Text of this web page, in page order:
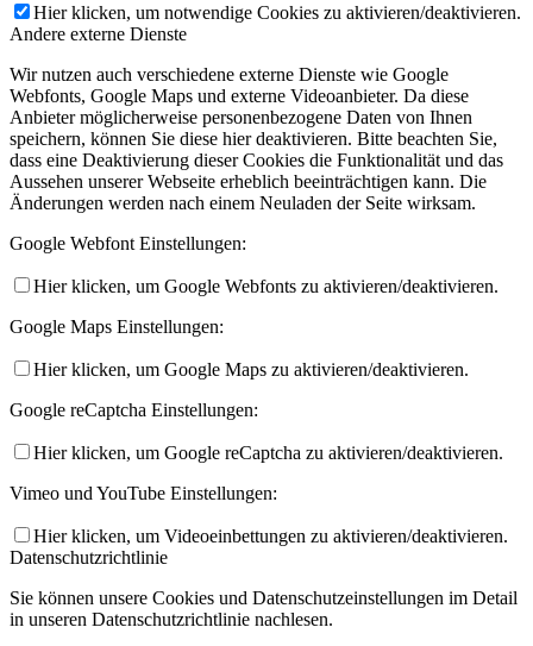
Hier klicken, um notwendige Cookies zu aktivieren/deaktivieren.
Andere externe Dienste
Wir nutzen auch verschiedene externe Dienste wie Google
Webfonts, Google Maps und externe Videoanbieter. Da diese
Anbieter möglicherweise personenbezogene Daten von Ihnen
speichern, können Sie diese hier deaktivieren. Bitte beachten Sie,
dass eine Deaktivierung dieser Cookies die Funktionalität und das
Aussehen unserer Webseite erheblich beeinträchtigen kann. Die
Änderungen werden nach einem Neuladen der Seite wirksam.
Google Webfont Einstellungen:
Hier klicken, um Google Webfonts zu aktivieren/deaktivieren.
Google Maps Einstellungen:
Hier klicken, um Google Maps zu aktivieren/deaktivieren.
Google reCaptcha Einstellungen:
Hier klicken, um Google reCaptcha zu aktivieren/deaktivieren.
Vimeo und YouTube Einstellungen:
Hier klicken, um Videoeinbettungen zu aktivieren/deaktivieren.
Datenschutzrichtlinie
Sie können unsere Cookies und Datenschutzeinstellungen im Detail
in unseren Datenschutzrichtlinie nachlesen.